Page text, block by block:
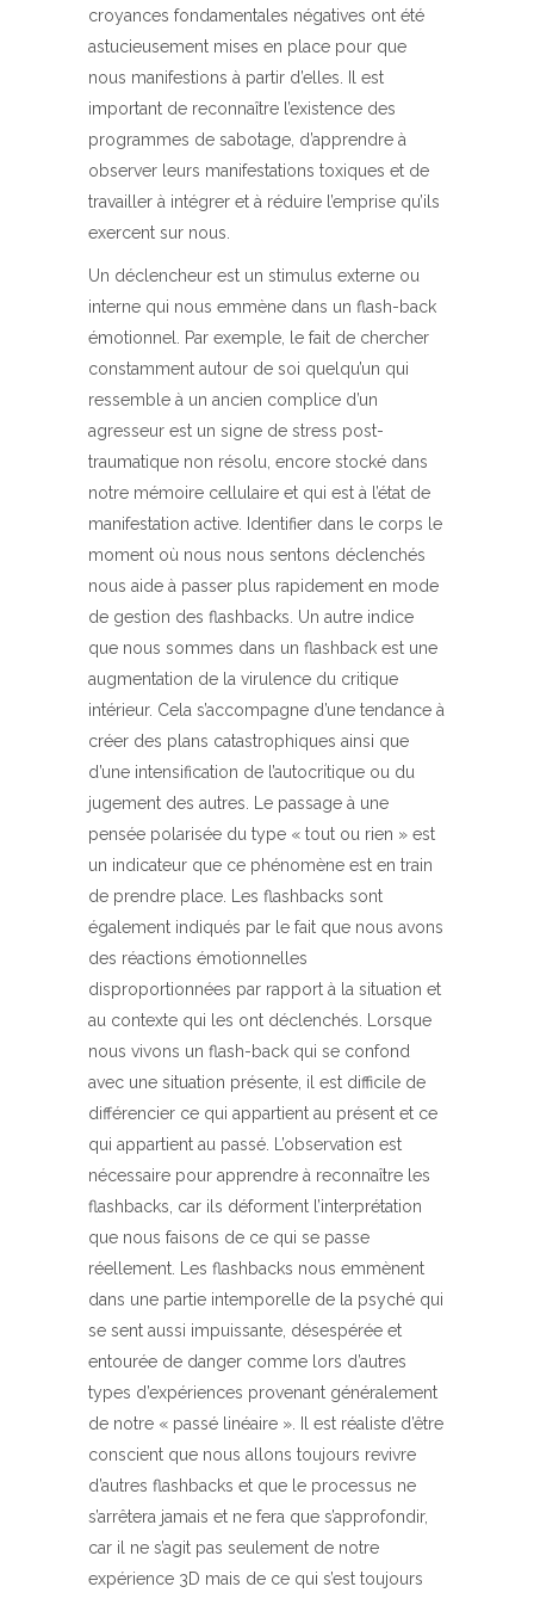
croyances fondamentales négatives ont été
astucieusement mises en place pour que
nous manifestions à partir d’elles. Il est
important de reconnaître l’existence des
programmes de sabotage, d’apprendre à
observer leurs manifestations toxiques et de
travailler à intégrer et à réduire l’emprise qu’ils
exercent sur nous.
Un déclencheur est un stimulus externe ou
interne qui nous emmène dans un flash-back
émotionnel. Par exemple, le fait de chercher
constamment autour de soi quelqu’un qui
ressemble à un ancien complice d’un
agresseur est un signe de stress post-
traumatique non résolu, encore stocké dans
notre mémoire cellulaire et qui est à l’état de
manifestation active. Identifier dans le corps le
moment où nous nous sentons déclenchés
nous aide à passer plus rapidement en mode
de gestion des flashbacks. Un autre indice
que nous sommes dans un flashback est une
augmentation de la virulence du critique
intérieur. Cela s’accompagne d’une tendance à
créer des plans catastrophiques ainsi que
d’une intensification de l’autocritique ou du
jugement des autres. Le passage à une
pensée polarisée du type « tout ou rien » est
un indicateur que ce phénomène est en train
de prendre place. Les flashbacks sont
également indiqués par le fait que nous avons
des réactions émotionnelles
disproportionnées par rapport à la situation et
au contexte qui les ont déclenchés. Lorsque
nous vivons un flash-back qui se confond
avec une situation présente, il est difficile de
différencier ce qui appartient au présent et ce
qui appartient au passé. L’observation est
nécessaire pour apprendre à reconnaître les
flashbacks, car ils déforment l’interprétation
que nous faisons de ce qui se passe
réellement. Les flashbacks nous emmènent
dans une partie intemporelle de la psyché qui
se sent aussi impuissante, désespérée et
entourée de danger comme lors d’autres
types d’expériences provenant généralement
de notre « passé linéaire ». Il est réaliste d’être
conscient que nous allons toujours revivre
d’autres flashbacks et que le processus ne
s’arrêtera jamais et ne fera que s’approfondir,
car il ne s’agit pas seulement de notre
expérience 3D mais de ce qui s’est toujours